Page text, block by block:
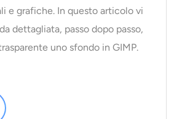
e grafiche. In questo articolo vi
dettagliata, passo dopo passo,
uno sfondo in GIMP.